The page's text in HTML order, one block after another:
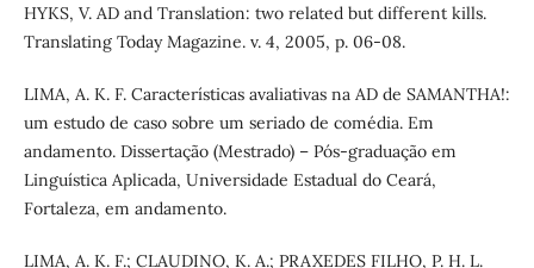
HYKS, V. AD and Translation: two related but different kills.
Translating Today Magazine. v. 4, 2005, p. 06-08.
LIMA, A. K. F. Características avaliativas na AD de SAMANTHA!:
um estudo de caso sobre um seriado de comédia. Em
andamento. Dissertação (Mestrado) – Pós-graduação em
Linguística Aplicada, Universidade Estadual do Ceará,
Fortaleza, em andamento.
LIMA, A. K. F.; CLAUDINO, K. A.; PRAXEDES FILHO, P. H. L.